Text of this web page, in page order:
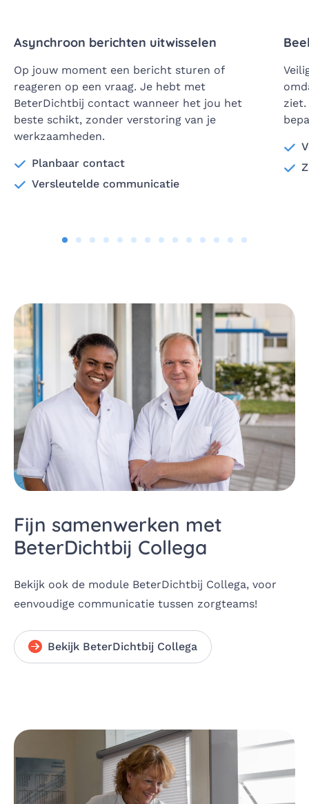
Asynchroon berichten uitwisselen
Op jouw moment een bericht sturen of
reageren op een vraag. Je hebt met
BeterDichtbij contact wanneer het jou het
beste schikt, zonder verstoring van je
werkzaamheden.
Planbaar contact
Versleutelde communicatie
ziet.
Fijn samenwerken met
BeterDichtbij Collega
Bekijk ook de module BeterDichtbij Collega, voor
eenvoudige communicatie tussen zorgteams!
Bekijk BeterDichtbij Collega